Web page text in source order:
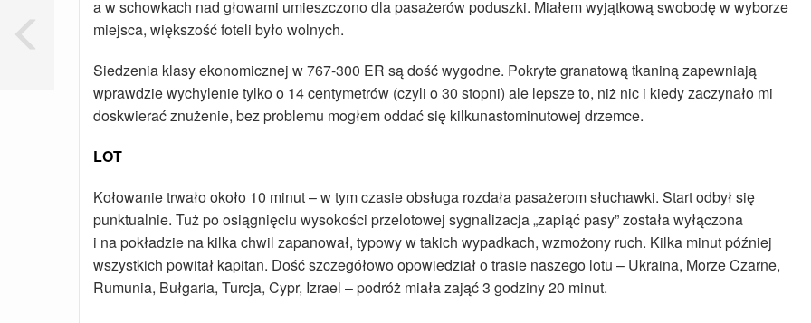
a w schowkach nad głowami umieszczono dla pasażerów poduszki. Miałem wyjątkową swobodę w wyborze
miejsca, większość foteli było wolnych.
Siedzenia klasy ekonomicznej w 767-300 ER są dość wygodne. Pokryte granatową tkaniną zapewniają
wprawdzie wychylenie tylko o 14 centymetrów (czyli o 30 stopni) ale lepsze to, niż nic i kiedy zaczynało mi
doskwierać znużenie, bez problemu mogłem oddać się kilkunastominutowej drzemce.
LOT
Kołowanie trwało około 10 minut – w tym czasie obsługa rozdała pasażerom słuchawki. Start odbył się
punktualnie. Tuż po osiągnięciu wysokości przelotowej sygnalizacja „zapiąć pasy” została wyłączona
i na pokładzie na kilka chwil zapanował, typowy w takich wypadkach, wzmożony ruch. Kilka minut później
wszystkich powitał kapitan. Dość szczegółowo opowiedział o trasie naszego lotu – Ukraina, Morze Czarne,
Rumunia, Bułgaria, Turcja, Cypr, Izrael – podróż miała zająć 3 godziny 20 minut.